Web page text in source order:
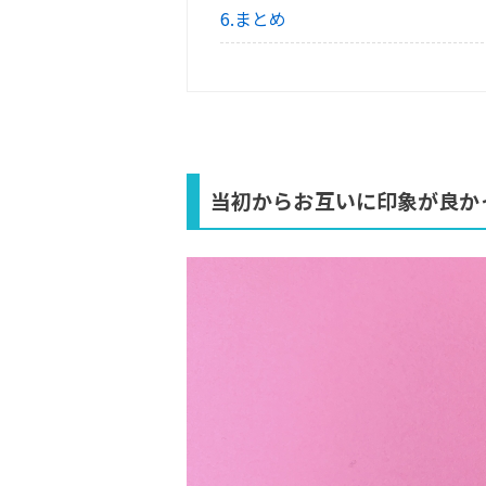
6.まとめ
当初からお互いに印象が良か